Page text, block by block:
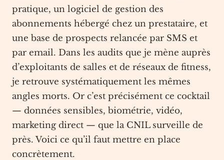
pratique, un logiciel de gestion des
abonnements hébergé chez un prestataire, et
une base de prospects relancée par SMS et
par email. Dans les audits que je mène auprès
d’exploitants de salles et de réseaux de fitness,
je retrouve systématiquement les mêmes
angles morts. Or c’est précisément ce cocktail
— données sensibles, biométrie, vidéo,
marketing direct — que la CNIL surveille de
près. Voici ce qu’il faut mettre en place
concrètement.